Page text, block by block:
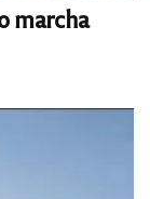
marcha